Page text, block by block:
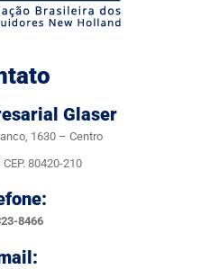
Glaser
1630 – Centro
80420-210
8466